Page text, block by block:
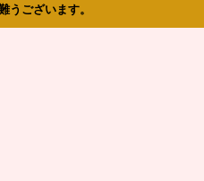
うございます。